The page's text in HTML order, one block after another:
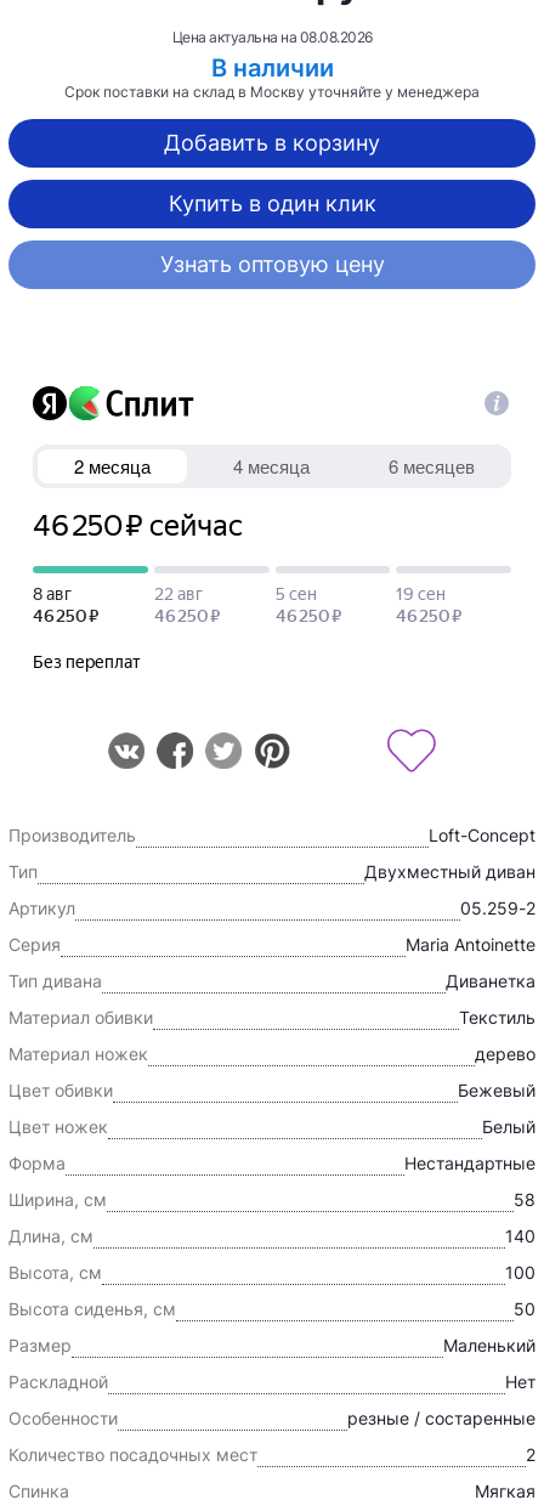
Цена актуальна на 08.08.2026
В наличии
Срок поставки на склад в Москву уточняйте у менеджера
Добавить в корзину
Купить в один клик
Узнать оптовую цену
Производитель
Loft-Concept
Тип
Двухместный диван
Артикул
05.259-2
Серия
Maria Antoinette
Тип дивана
Диванетка
Материал обивки
Текстиль
Материал ножек
дерево
Цвет обивки
Бежевый
Цвет ножек
Белый
Форма
Нестандартные
Ширина, см
58
Длина, см
140
Высота, см
100
Высота сиденья, см
50
Размер
Маленький
Раскладной
Нет
Особенности
резные / состаренные
Количество посадочных мест
2
Спинка
Мягкая